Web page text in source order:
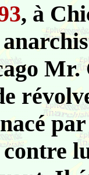
, à